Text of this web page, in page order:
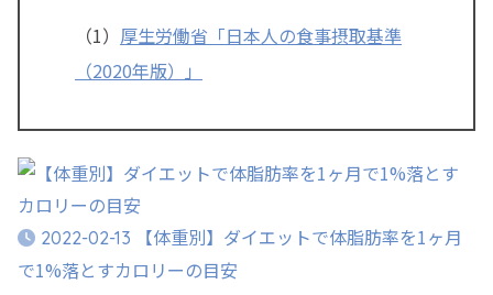
（1） 厚生労働省「日本人の食事摂取基準
（2020年版）」
2022-02-13
【体重別】ダイエットで体脂肪率を1ヶ月
で1%落とすカロリーの目安